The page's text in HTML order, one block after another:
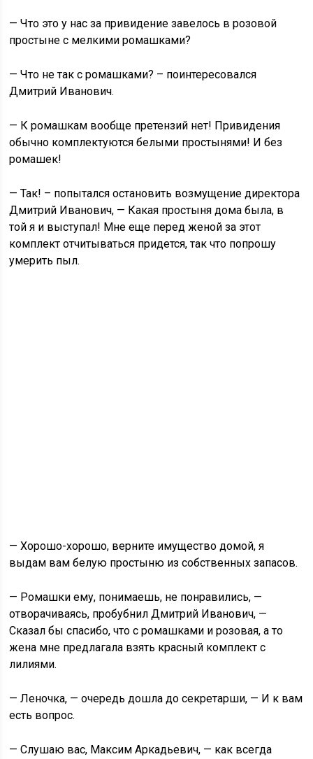
— Что это у нас за привидение завелось в розовой
простыне с мелкими ромашками?
— Что не так с ромашками? – поинтересовался
Дмитрий Иванович.
— К ромашкам вообще претензий нет! Привидения
обычно комплектуются белыми простынями! И без
ромашек!
— Так! – попытался остановить возмущение директора
Дмитрий Иванович, — Какая простыня дома была, в
той я и выступал! Мне еще перед женой за этот
комплект отчитываться придется, так что попрошу
умерить пыл.
— Хорошо-хорошо, верните имущество домой, я
выдам вам белую простыню из собственных запасов.
— Ромашки ему, понимаешь, не понравились, —
отворачиваясь, пробубнил Дмитрий Иванович, —
Сказал бы спасибо, что с ромашками и розовая, а то
жена мне предлагала взять красный комплект с
лилиями.
— Леночка, — очередь дошла до секретарши, — И к вам
есть вопрос.
— Слушаю вас, Максим Аркадьевич, — как всегда